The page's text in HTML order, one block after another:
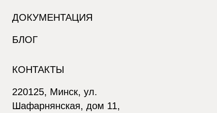
ДОКУМЕНТАЦИЯ
БЛОГ
КОНТАКТЫ
220125, Минск, ул.
Шафарнянская, дом 11,